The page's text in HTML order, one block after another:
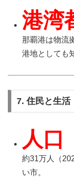
港湾
那覇港は物流
港地としても
7. 住民と生活
人口
約31万人（
い市。